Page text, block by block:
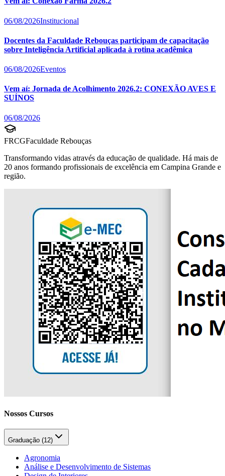
06/08/2026Institucional
Docentes da Faculdade Rebouças participam de capacitação
sobre Inteligência Artificial aplicada à rotina acadêmica
06/08/2026Eventos
Vem aí: Jornada de Acolhimento 2026.2: CONEXÃO AVES E
SUÍNOS
06/08/2026
FRCGFaculdade Rebouças
Transformando vidas através da educação de qualidade. Há mais de
20 anos formando profissionais de excelência em Campina Grande e
região.
Nossos Cursos
Graduação (12)
Agronomia
Análise e Desenvolvimento de Sistemas